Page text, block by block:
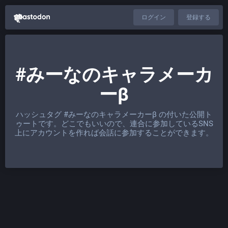
ログイン 登録する
#みーなのキャラメーカ
ーβ
ハッシュタグ #みーなのキャラメーカーβ の付いた公開ト
ゥートです。どこでもいいので、連合に参加しているSNS
上にアカウントを作れば会話に参加することができます。